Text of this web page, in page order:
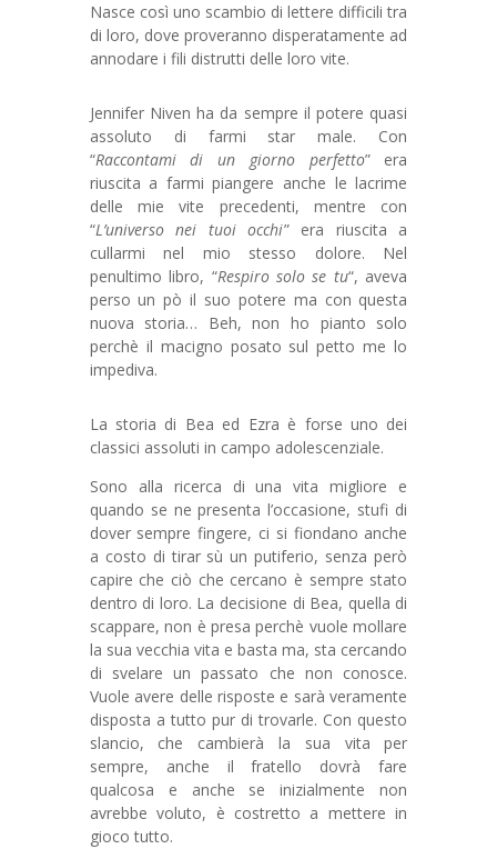
Nasce così uno scambio di lettere difficili tra
di loro, dove proveranno disperatamente ad
annodare i fili distrutti delle loro vite.
Jennifer Niven ha da sempre il potere quasi
assoluto di farmi star male. Con
“Raccontami di un giorno perfetto” era
riuscita a farmi piangere anche le lacrime
delle mie vite precedenti, mentre con
“L’universo nei tuoi occhi” era riuscita a
cullarmi nel mio stesso dolore. Nel
penultimo libro, “Respiro solo se tu“, aveva
perso un pò il suo potere ma con questa
nuova storia… Beh, non ho pianto solo
perchè il macigno posato sul petto me lo
impediva.
La storia di Bea ed Ezra è forse uno dei
classici assoluti in campo adolescenziale.
Sono alla ricerca di una vita migliore e
quando se ne presenta l’occasione, stufi di
dover sempre fingere, ci si fiondano anche
a costo di tirar sù un putiferio, senza però
capire che ciò che cercano è sempre stato
dentro di loro. La decisione di Bea, quella di
scappare, non è presa perchè vuole mollare
la sua vecchia vita e basta ma, sta cercando
di svelare un passato che non conosce.
Vuole avere delle risposte e sarà veramente
disposta a tutto pur di trovarle. Con questo
slancio, che cambierà la sua vita per
sempre, anche il fratello dovrà fare
qualcosa e anche se inizialmente non
avrebbe voluto, è costretto a mettere in
gioco tutto.